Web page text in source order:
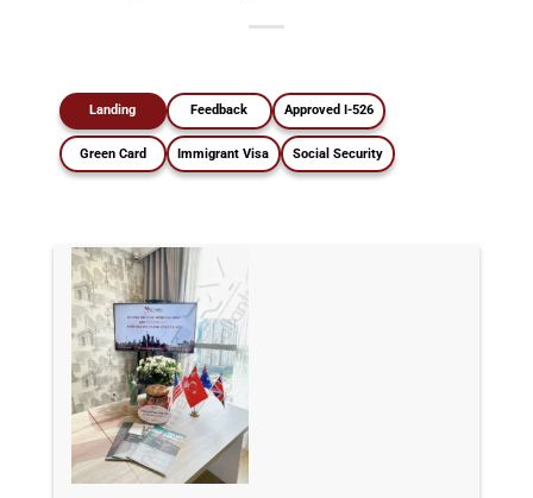
Landing Feedback Approved I-526
Green Card Immigrant Visa Social Security